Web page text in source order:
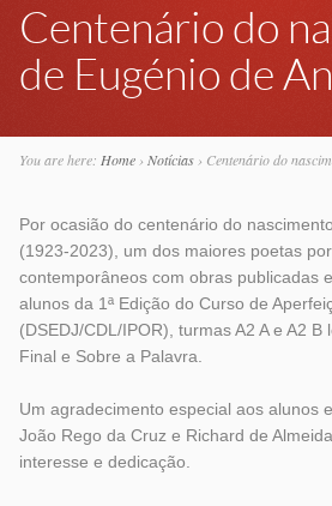
Centenário do
de Eugénio de
You are here: Home› Notícias› Centenário do
Por ocasião do centenário do
(1923-2023), um dos maiores poetas
contemporâneos com obras publicadas
alunos da 1ª Edição do Curso de
(DSEDJ/CDL/IPOR), turmas A2 A e A2
Final e Sobre a Palavra.
Um agradecimento especial aos alunos
João Rego da Cruz e Richard de
interesse e dedicação.